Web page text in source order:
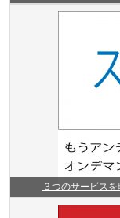
３つのサービス